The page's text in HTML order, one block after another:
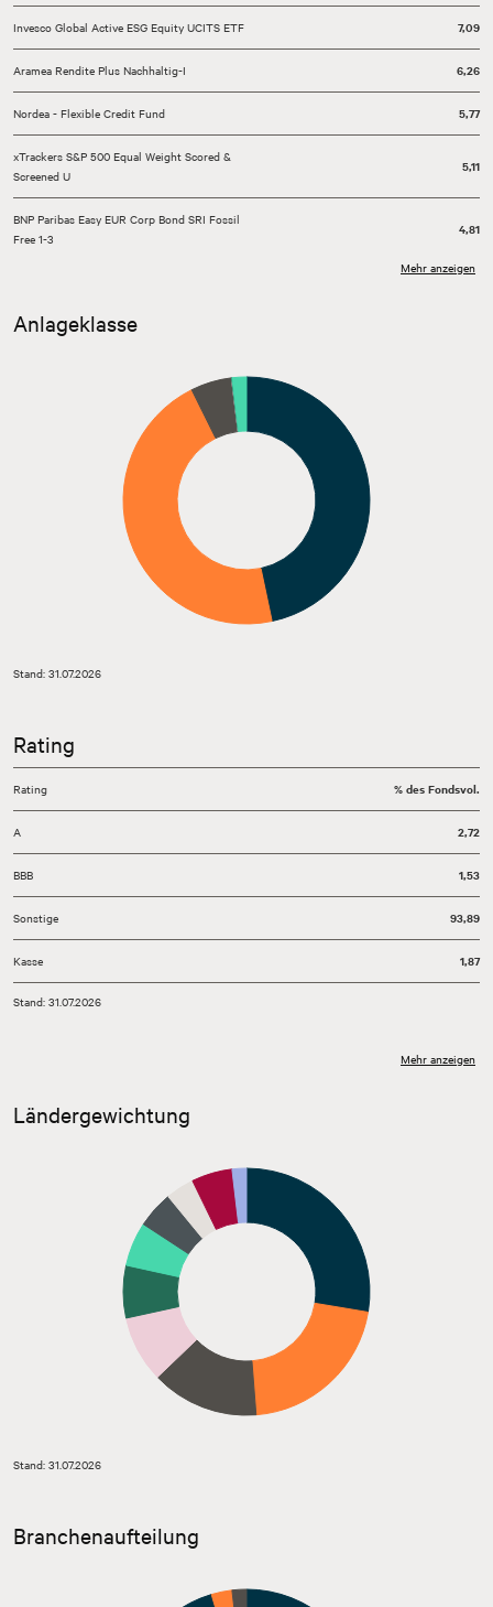
Invesco Global Active ESG Equity UCITS ETF 7,09
Aramea Rendite Plus Nachhaltig-I 6,26
Nordea - Flexible Credit Fund 5,77
xTrackers S&P 500 Equal Weight Scored &
Screened U
5,11
BNP Paribas Easy EUR Corp Bond SRI Fossil
Free 1-3
4,81
Mehr anzeigen
Anlageklasse
Stand: 31.07.2026
Rating
Rating % des Fondsvol.
A 2,72
BBB 1,53
Sonstige 93,89
Kasse 1,87
Stand: 31.07.2026
Mehr anzeigen
Ländergewichtung
Stand: 31.07.2026
Branchenaufteilung